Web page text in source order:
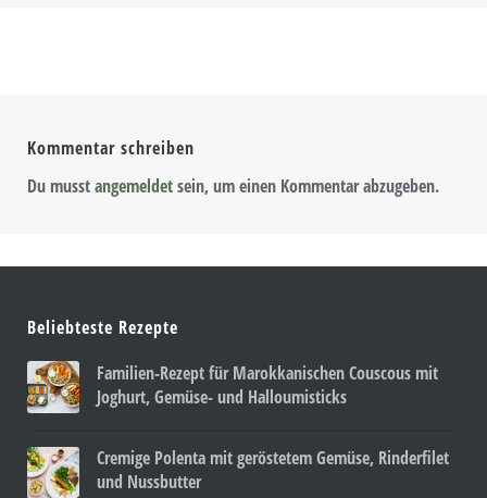
Kommentar schreiben
Du musstangemeldetsein, um einen Kommentar abzugeben.
Beliebteste Rezepte
Familien-Rezept für Marokkanischen Couscous mit
Joghurt, Gemüse- und Halloumisticks
Cremige Polenta mit geröstetem Gemüse, Rinderfilet
und Nussbutter